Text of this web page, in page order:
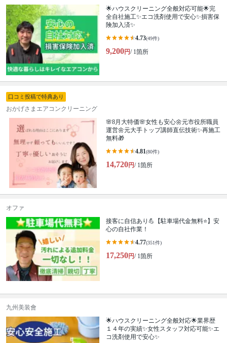
🌟ハウスクリーニング全般対応可能🌟完
全自社施工✨エコ洗剤使用で安心✨損害保
険加入済✨
4.73(49件)
9,200円/ 1箇所
口コミ投稿で特典あり
おかげさまエアコンクリーニング
🌸8月大特価🌸女性も安心🌼元市役所職員
運営🌼元大手トップ講師直伝技術✨再施工
無料🎁
4.81(80件)
14,720円/ 1箇所
オファ
接客に自信あり💪【駐車場代金無料⭐️】安
心の自社作業！
4.77(351件)
17,250円/ 1箇所
九州美装會
🌟ハウスクリーニング全般対応🌟業界歴
１４年の実績✨女性スタッフ対応可能✨エ
コ洗剤使用で安心✨